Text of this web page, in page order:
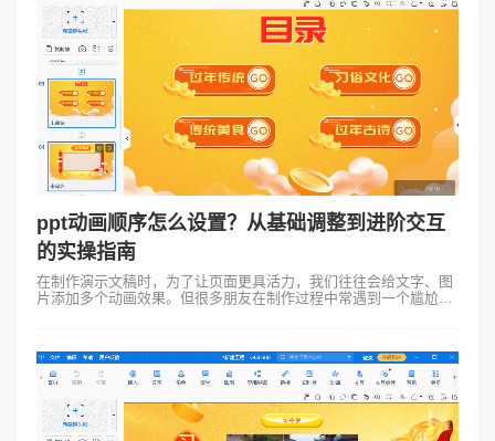
ppt动画顺序怎么设置？从基础调整到进阶交互
的实操指南
在制作演示文稿时，为了让页面更具活力，我们往往会给文字、图
片添加多个动画效果。但很多朋友在制作过程中常遇到一个尴尬的